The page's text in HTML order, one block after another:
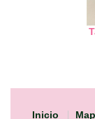
Inicio